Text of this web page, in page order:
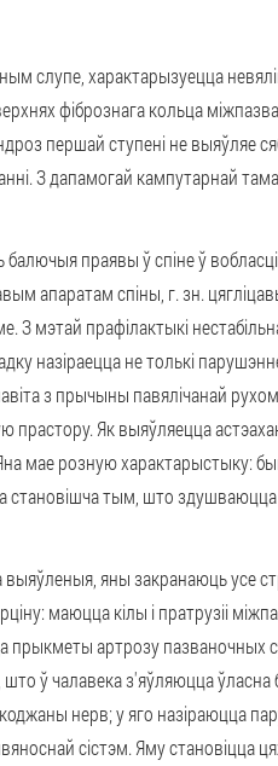
слупе, характарызуецца
фібрознага кольца
першай ступені не выяўляе
З дапамогай кампутарнай
праявы ў спіне ў
апаратам спіны, г. зн.
мэтай прафілактыкі
назіраецца не толькі
з прычыны павялічанай
Як выяўляецца
мае розную характарыстыку:
становішча тым, што
выяўленыя, яны закранаюць усе
маюцца кілы і пратрузіі
артрозу пазваночных
што ў чалавека з'яўляюцца
нерв; у яго назіраюцца
сістэм. Яму становіцца